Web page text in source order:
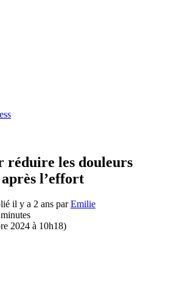
réduire les douleurs
l’effort
il y a 2 ans parEmilie
2024 à 10h18)